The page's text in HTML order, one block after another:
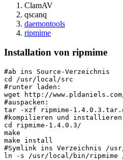
ClamAV
qscanq
daemontools
ripmime
Installation von ripmime
#ab ins Source-Verzeichnis
cd /usr/local/src
#runter laden:
wget http://
#auspacken:
tar -xzf ripmime-
#kompilieren und
cd ripmime-1.4.0.3/
make
make install
#Symlink ins Verzeichnis /
ln -s /usr/local/bin/ripmime